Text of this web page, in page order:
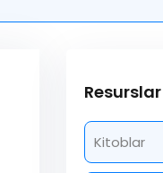
Resurslar
Kitoblar